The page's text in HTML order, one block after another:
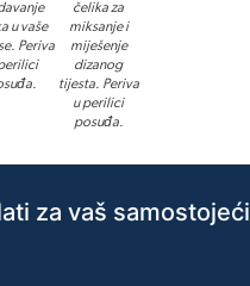
u vaše
Periva
čelika za
miksanje i
miješenje
dizanog
tijesta. Periva
u perilici
posuđa.
za vaš samostojeći